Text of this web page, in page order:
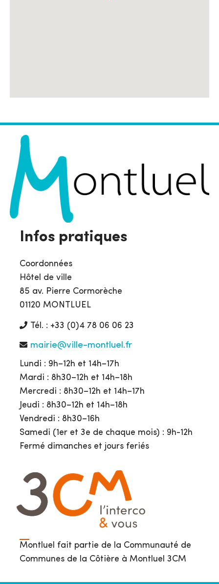
Infos pratiques
Coordonnées
Hôtel de ville
85 av. Pierre Cormorèche
01120 MONTLUEL
Tél. : +33 (0)4 78 06 06 23
mairie@ville-montluel.fr
Lundi : 9h–12h et 14h–17h
Mardi : 8h30–12h et 14h–18h
Mercredi : 8h30–12h et 14h–17h
Jeudi : 8h30–12h et 14h–18h
Vendredi : 8h30–16h
Samedi (1er et 3e de chaque mois) : 9h-12h
Fermé dimanches et jours feriés
Montluel fait partie de la Communauté de
Communes de la Côtière à Montluel 3CM